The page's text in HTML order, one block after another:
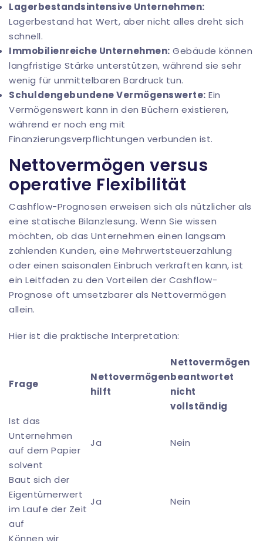
Lagerbestandsintensive Unternehmen:
Lagerbestand hat Wert, aber nicht alles dreht sich
schnell.
Immobilienreiche Unternehmen: Gebäude können
langfristige Stärke unterstützen, während sie sehr
wenig für unmittelbaren Bardruck tun.
Schuldengebundene Vermögenswerte: Ein
Vermögenswert kann in den Büchern existieren,
während er noch eng mit
Finanzierungsverpflichtungen verbunden ist.
Nettovermögen versus
operative Flexibilität
Cashflow-Prognosen erweisen sich als nützlicher als
eine statische Bilanzlesung. Wenn Sie wissen
möchten, ob das Unternehmen einen langsam
zahlenden Kunden, eine Mehrwertsteuerzahlung
oder einen saisonalen Einbruch verkraften kann, ist
ein Leitfaden zu den Vorteilen der Cashflow-
Prognose oft umsetzbarer als Nettovermögen
allein.
Hier ist die praktische Interpretation:
Frage
Nettovermögen
hilft
Nettovermögen
beantwortet
nicht
vollständig
Ist das
Unternehmen
auf dem Papier
solvent
Ja Nein
Baut sich der
Eigentümerwert
im Laufe der Zeit
auf
Ja Nein
Können wir